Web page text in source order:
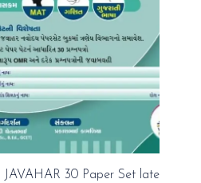
30 Paper Set latest 26